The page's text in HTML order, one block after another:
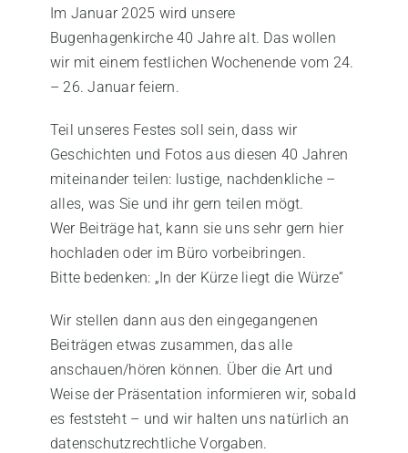
Kontakt
Im Januar 2025 wird unsere
Bugenhagenkirche 40 Jahre alt. Das wollen
wir mit einem festlichen Wochenende vom 24.
– 26. Januar feiern.
Teil unseres Festes soll sein, dass wir
Geschichten und Fotos aus diesen 40 Jahren
miteinander teilen: lustige, nachdenkliche –
alles, was Sie und ihr gern teilen mögt.
Wer Beiträge hat, kann sie uns sehr gern hier
hochladenoder im Büro vorbeibringen.
Bitte bedenken: „In der Kürze liegt die Würze“
Wir stellen dann aus den eingegangenen
Beiträgen etwas zusammen, das alle
anschauen/hören können. Über die Art und
Weise der Präsentation informieren wir, sobald
es feststeht – und wir halten uns natürlich an
datenschutzrechtliche Vorgaben.